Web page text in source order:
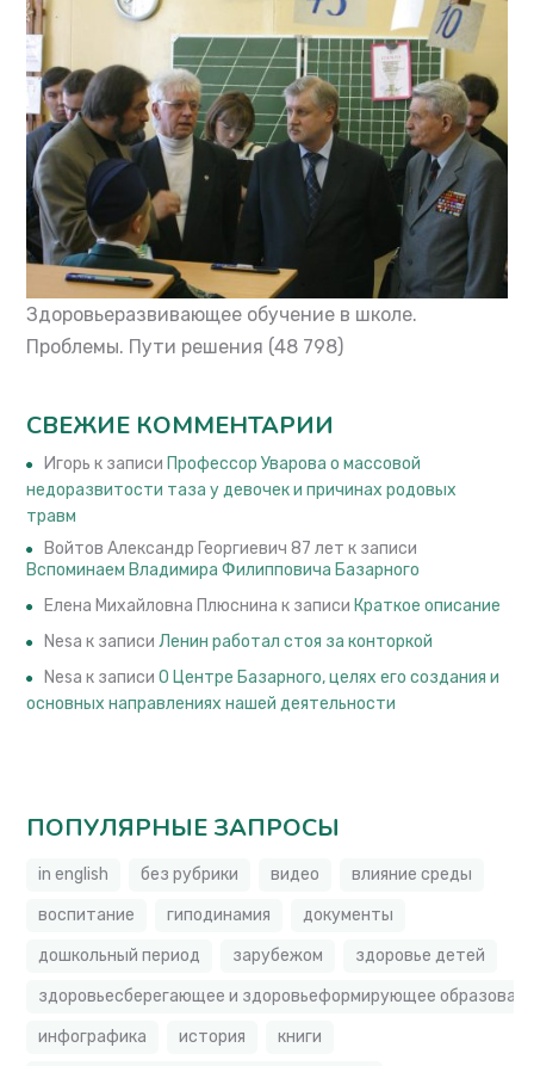
Здоровьеразвивающее обучение в школе.
Проблемы. Пути решения (48 798)
СВЕЖИЕ КОММЕНТАРИИ
Игорь к записи Профессор Уварова о массовой
недоразвитости таза у девочек и причинах родовых
травм
Войтов Александр Георгиевич 87 лет к записи
Вспоминаем Владимира Филипповича Базарного
Елена Михайловна Плюснина к записи Краткое описание
Nesa к записиЛенин работал стоя за конторкой
Nesa к записиО Центре Базарного, целях его создания и
основных направлениях нашей деятельности
ПОПУЛЯРНЫЕ ЗАПРОСЫ
in english без рубрики видео
влияние среды
воспитание
гиподинамия
документы
дошкольный период
зарубежом
здоровье детей
здоровьесберегающее и здоровьеформирующее
инфографика
история
книги